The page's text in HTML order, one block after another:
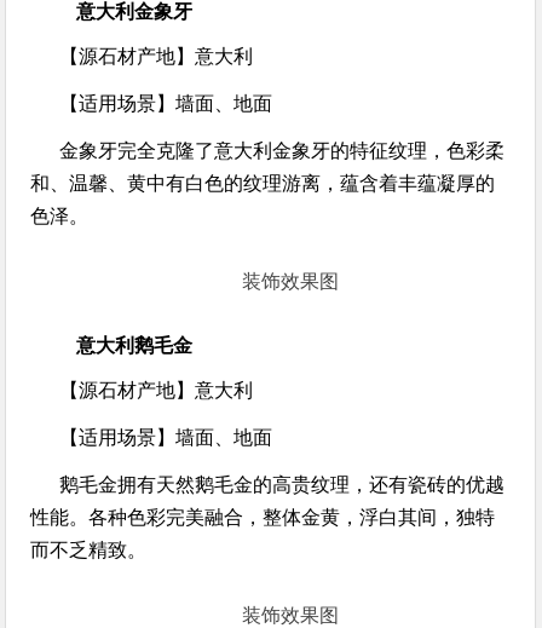
意大利金象牙
【源石材产地】意大利
【适用场景】墙面、地面
金象牙完全克隆了意大利金象牙的特征纹理，色彩柔
和、温馨、黄中有白色的纹理游离，蕴含着丰蕴凝厚的
色泽。
装饰效果图
意大利鹅毛金
【源石材产地】意大利
【适用场景】墙面、地面
鹅毛金拥有天然鹅毛金的高贵纹理，还有瓷砖的优越
性能。各种色彩完美融合，整体金黄，浮白其间，独特
而不乏精致。
装饰效果图